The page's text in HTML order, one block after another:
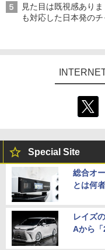
見た目は既視感あり
も対応した日本発の
Special Site
総合オ
とは何
レイズ
Aから「